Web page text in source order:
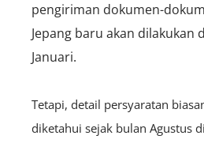
pengiriman dokumen-
Jepang baru akan dilakukan
Januari.
Tetapi, detail persyaratan
diketahui sejak bulan Agustus